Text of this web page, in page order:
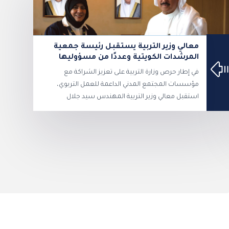
معالي وزير التربية يستقبل رئيسة جمعية
المرشدات الكويتية وعددًا من مسؤوليها
في إطار حرص وزارة التربية على تعزيز الشراكة مع
مؤسسات المجتمع المدني الداعمة للعمل التربوي،
استقبل معالي وزير التربية المهندس سيد جلال
الطبطبائي رئيسة جمعية المرشدات الكويتية أ.هند